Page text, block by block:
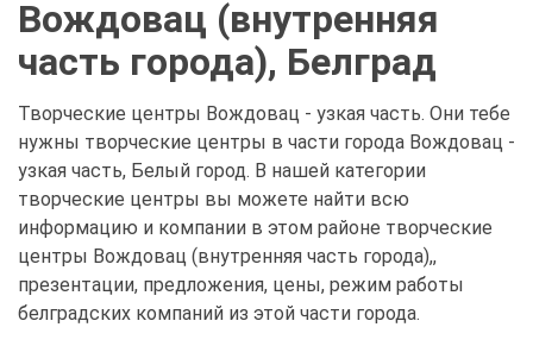
Вождовац (внутренняя
часть города), Белград
Творческие центры Вождовац - узкая часть. Они тебе
нужны творческие центры в части города Вождовац -
узкая часть, Белый город. В нашей категории
творческие центры вы можете найти всю
информацию и компании в этом районе творческие
центры Вождовац (внутренняя часть города),,
презентации, предложения, цены, режим работы
белградских компаний из этой части города.